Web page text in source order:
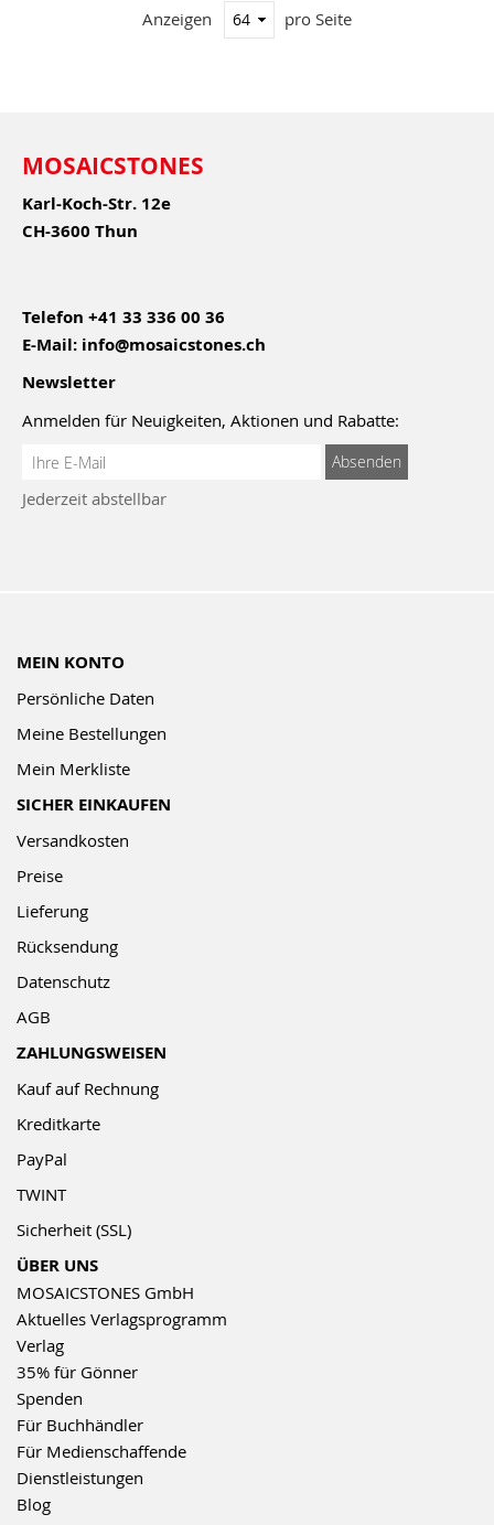
Anzeigen
pro Seite
MOSAICSTONES
Karl-Koch-Str. 12e
CH-3600 Thun
Telefon +41 33 336 00 36
E-Mail: info@mosaicstones.ch
Newsletter
Anmelden für Neuigkeiten, Aktionen und Rabatte:
Anmeldung
Newsletter:
Absenden
Jederzeit abstellbar
MEIN KONTO
Persönliche Daten
Meine Bestellungen
Mein Merkliste
SICHER EINKAUFEN
Versandkosten
Preise
Lieferung
Rücksendung
Datenschutz
AGB
ZAHLUNGSWEISEN
Kauf auf Rechnung
Kreditkarte
PayPal
TWINT
Sicherheit (SSL)
ÜBER UNS
MOSAICSTONES GmbH
Aktuelles Verlagsprogramm
Verlag
35% für Gönner
Spenden
Für Buchhändler
Für Medienschaffende
Dienstleistungen
Blog